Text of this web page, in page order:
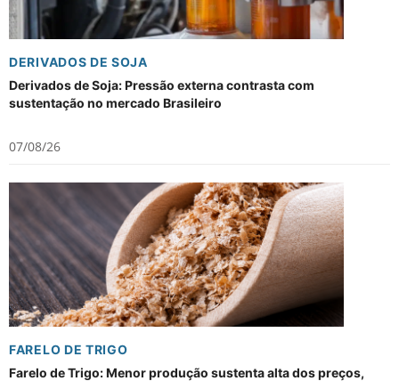
DERIVADOS DE SOJA
Derivados de Soja: Pressão externa contrasta com
sustentação no mercado Brasileiro
07/08/26
FARELO DE TRIGO
Farelo de Trigo: Menor produção sustenta alta dos preços,